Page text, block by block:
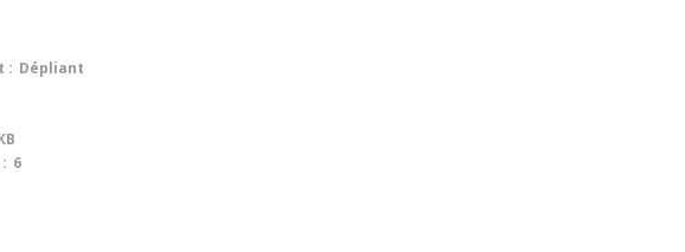
: Dépliant
6